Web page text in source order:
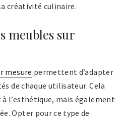
créativité culinaire.
meubles sur
mesure permettent d’adapter
de chaque utilisateur. Cela
l’esthétique, mais également
Opter pour ce type de